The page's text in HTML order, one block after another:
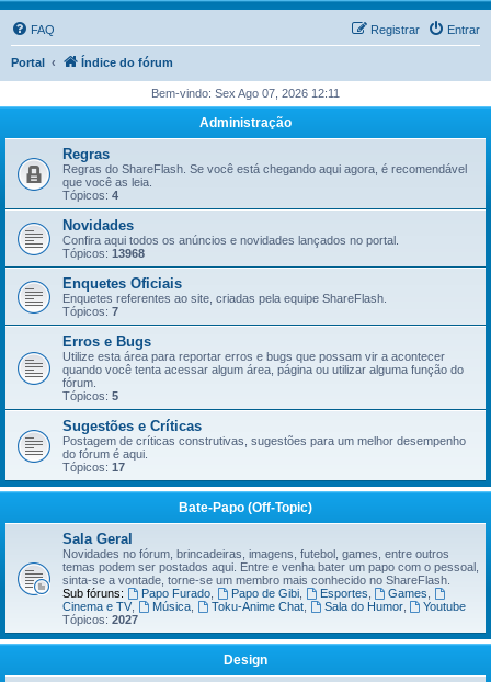
FAQ Entrar
Registrar
Portal Índice do fórum
Bem-vindo: Sex Ago 07, 2026 12:11
Administração
Regras
Regras do ShareFlash. Se você está chegando aqui agora, é recomendável
que você as leia.
Tópicos: 4
Novidades
Confira aqui todos os anúncios e novidades lançados no portal.
Tópicos: 13968
Enquetes Oficiais
Enquetes referentes ao site, criadas pela equipe ShareFlash.
Tópicos: 7
Erros e Bugs
Utilize esta área para reportar erros e bugs que possam vir a acontecer
quando você tenta acessar algum área, página ou utilizar alguma função do
fórum.
Tópicos: 5
Sugestões e Críticas
Postagem de críticas construtivas, sugestões para um melhor desempenho
do fórum é aqui.
Tópicos: 17
Bate-Papo (Off-Topic)
Sala Geral
Novidades no fórum, brincadeiras, imagens, futebol, games, entre outros
temas podem ser postados aqui. Entre e venha bater um papo com o pessoal,
sinta-se a vontade, torne-se um membro mais conhecido no ShareFlash.
Sub fóruns:
Papo Furado, Papo de Gibi, Esportes Games
Cinema e TV, Música, Toku-Anime Chat, Sala do Humor,
Youtube
Tópicos: 2027
Design